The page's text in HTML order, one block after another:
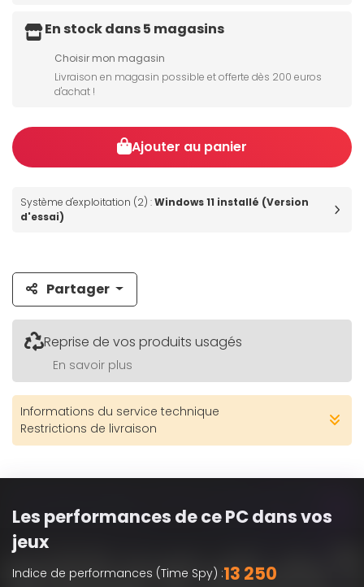
En stock dans 5 magasins
Choisir mon magasin
Livraison en magasin possible et offerte dès 200 euros
d'achat !
Ajouter au panier
Système d'exploitation (2) :Windows 11 installé (Version
d'essai)
Partager
Reprise de vos produits usagés
En savoir plus
Informations du service technique
Restrictions de livraison
Les performances de ce PC dans vos
jeux
Indice de performances (Time Spy) :13 250